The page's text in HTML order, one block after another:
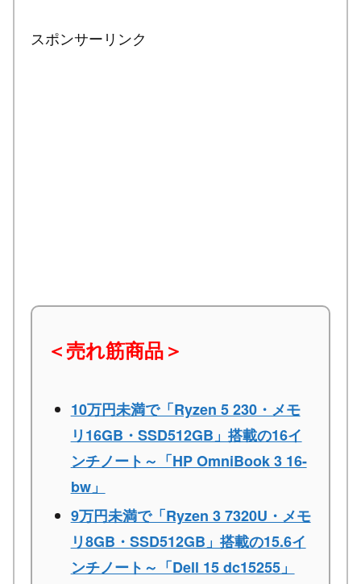
スポンサーリンク
＜売れ筋商品＞
10万円未満で「Ryzen 5 230・メモ
リ16GB・SSD512GB」搭載の16イ
ンチノート～「HP OmniBook 3 16-
bw」
9万円未満で「Ryzen 3 7320U・メモ
リ8GB・SSD512GB」搭載の15.6イ
ンチノート～「Dell 15 dc15255」